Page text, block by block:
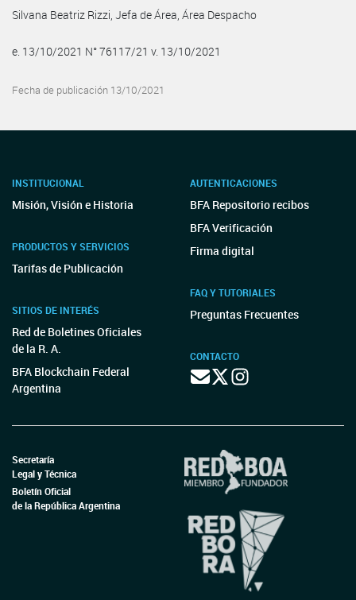
Silvana Beatriz Rizzi, Jefa de Área, Área Despacho
e. 13/10/2021 N° 76117/21 v. 13/10/2021
Fecha de publicación 13/10/2021
INSTITUCIONAL
Misión, Visión e Historia
PRODUCTOS Y SERVICIOS
Tarifas de Publicación
SITIOS DE INTERÉS
Red de Boletines Oficiales
de la R. A.
BFA Blockchain Federal
Argentina
AUTENTICACIONES
BFA Repositorio recibos
BFA Verificación
Firma digital
FAQ Y TUTORIALES
Preguntas Frecuentes
CONTACTO
Secretaría
Legal y Técnica
Boletín Oficial
de la República Argentina